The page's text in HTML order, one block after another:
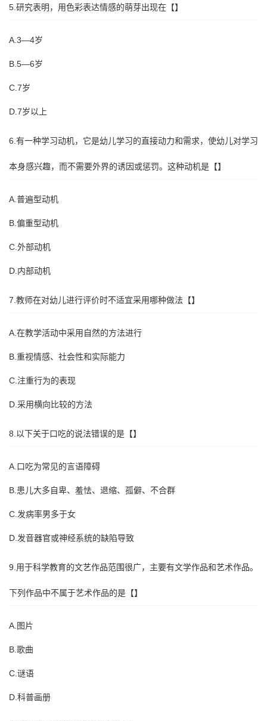
5.研究表明，用色彩表达情感的萌芽出现在【】
A.3—4岁
B.5—6岁
C.7岁
D.7岁以上
6.有一种学习动机，它是幼儿学习的直接动力和需求，使幼儿对学习
本身感兴趣，而不需要外界的诱因或惩罚。这种动机是【】
A.普遍型动机
B.偏重型动机
C.外部动机
D.内部动机
7.教师在对幼儿进行评价时不适宜采用哪种做法【】
A.在教学活动中采用自然的方法进行
B.重视情感、社会性和实际能力
C.注重行为的表现
D.采用横向比较的方法
8.以下关于口吃的说法错误的是【】
A.口吃为常见的言语障碍
B.患儿大多自卑、羞怯、退缩、孤僻、不合群
C.发病率男多于女
D.发音器官或神经系统的缺陷导致
9.用于科学教育的文艺作品范围很广，主要有文学作品和艺术作品。
下列作品中不属于艺术作品的是【】
A.图片
B.歌曲
C.谜语
D.科普画册